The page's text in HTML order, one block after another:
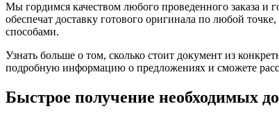
Мы гордимся качеством любого проведенного заказа и
обеспечат доставку готового оригинала по любой
способами.
Узнать больше о том, сколько стоит документ из
подробную информацию о предложениях и сможете
Быстрое получение необходимых